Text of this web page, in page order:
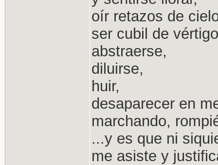
oír retazos de
ser cubil de
abstraerse,
diluirse,
huir,
desaparecer en
marchando,
...y es que ni
me asiste y